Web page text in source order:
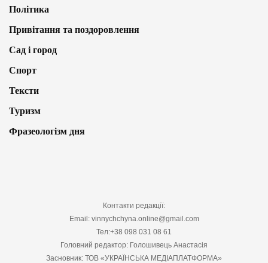
Політика
Привітання та поздоровлення
Сад і город
Спорт
Тексти
Туризм
Фразеологізм дня
Контакти редакції:
Email: vinnychchyna.online@gmail.com
Тел:+38 098 031 08 61
Головний редактор: Голошивець Анастасія
Засновник: ТОВ «УКРАЇНСЬКА МЕДІАПЛАТФОРМА»